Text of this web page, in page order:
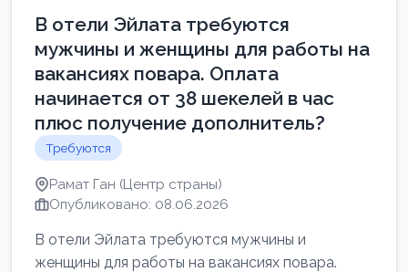
В отели Эйлата требуются
мужчины и женщины для работы на
вакансиях повара. Оплата
начинается от 38 шекелей в час
плюс получение дополнитель?
Требуются
Рамат Ган (Центр страны)
Опубликовано: 08.06.2026
В отели Эйлата требуются мужчины и
женщины для работы на вакансиях повара.